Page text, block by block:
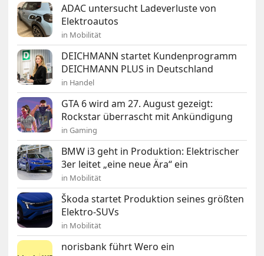
ADAC untersucht Ladeverluste von
Elektroautos
in Mobilität
DEICHMANN startet Kundenprogramm
DEICHMANN PLUS in Deutschland
in Handel
GTA 6 wird am 27. August gezeigt:
Rockstar überrascht mit Ankündigung
in Gaming
BMW i3 geht in Produktion: Elektrischer
3er leitet „eine neue Ära“ ein
in Mobilität
Škoda startet Produktion seines größten
Elektro-SUVs
in Mobilität
norisbank führt Wero ein